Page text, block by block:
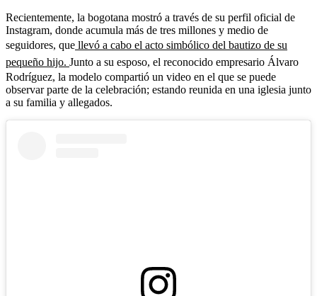
Recientemente, la bogotana mostró a través de su perfil oficial de
Instagram, donde acumula más de tres millones y medio de
seguidores, que llevó a cabo el acto simbólico del bautizo de su
pequeño hijo. Junto a su esposo, el reconocido empresario Álvaro
Rodríguez, la modelo compartió un video en el que se puede
observar parte de la celebración; estando reunida en una iglesia junto
a su familia y allegados.